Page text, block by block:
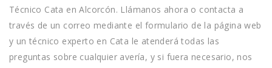
Técnico Cata en Alcorcón. Llámanos ahora o contacta a
través de un correo mediante el formulario de la página web
y un técnico experto en Cata le atenderá todas las
preguntas sobre cualquier avería, y si fuera necesario, nos